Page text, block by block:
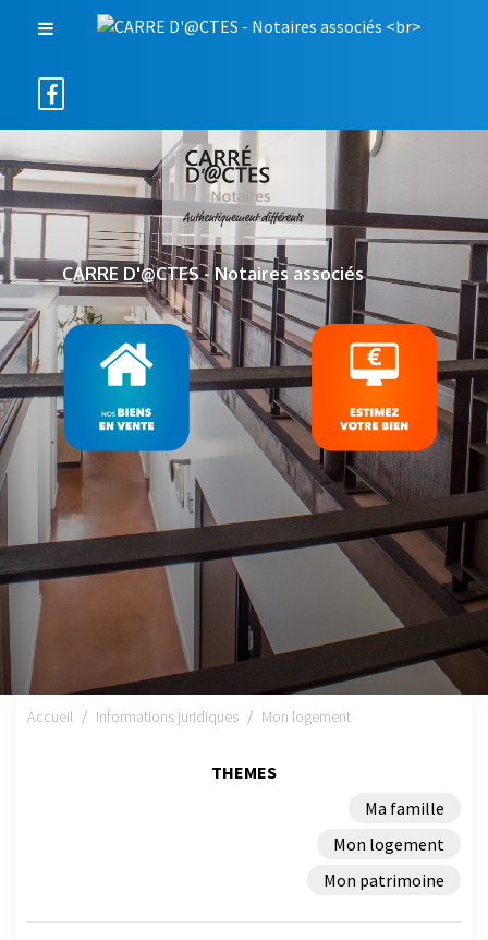
CARRE D'@CTES - Notaires associés
Accueil Informations juridiques Mon logement
THEMES
Ma famille
Mon logement
Mon patrimoine